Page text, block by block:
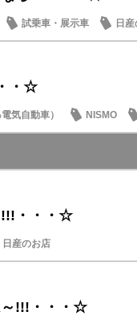
試乗車・展示車 日
・☆
気自動車） NISMO
!!!・・・☆
日産のお店
～!!!・・・☆